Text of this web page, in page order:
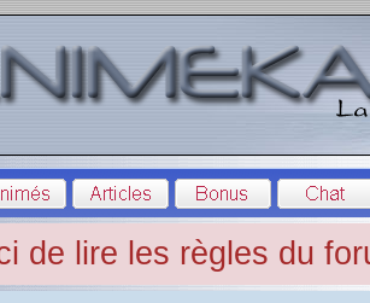
de lire les règles du